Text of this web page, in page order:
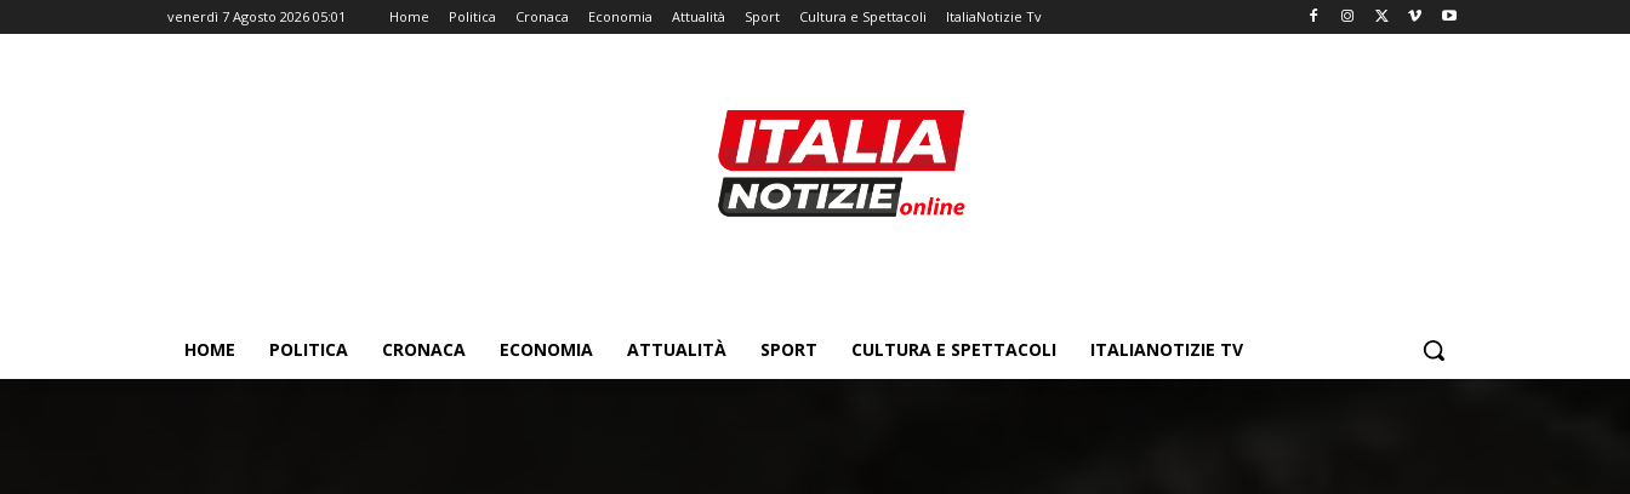
venerdì 7 Agosto 2026 05:01 Home Politica Cronaca Economia Attualità Sport Cultura e Spettacoli ItaliaNotizie Tv
HOME POLITICA CRONACA ECONOMIA ATTUALITÀ SPORT CULTURA E SPETTACOLI ITALIANOTIZIE TV